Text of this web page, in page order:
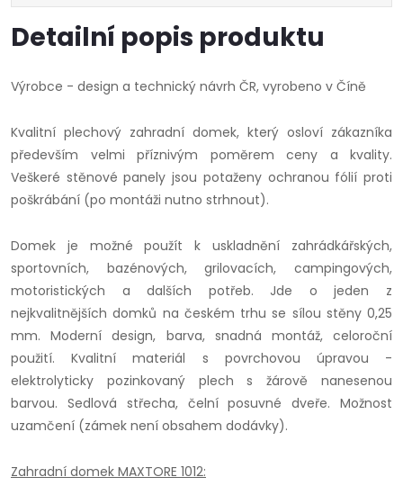
Detailní popis produktu
Výrobce - design a technický návrh ČR, vyrobeno v Číně
Kvalitní plechový zahradní domek, který osloví zákazníka
především velmi příznivým poměrem ceny a kvality.
Veškeré stěnové panely jsou potaženy ochranou fólií proti
poškrábání (po montáži nutno strhnout).
Domek je možné použít k uskladnění zahrádkářských,
sportovních, bazénových, grilovacích, campingových,
motoristických a dalších potřeb. Jde o jeden z
nejkvalitnějších domků na českém trhu se sílou stěny 0,25
mm. Moderní design, barva, snadná montáž, celoroční
použití. Kvalitní materiál s povrchovou úpravou -
elektrolyticky pozinkovaný plech s žárově nanesenou
barvou. Sedlová střecha, čelní posuvné dveře. Možnost
uzamčení (zámek není obsahem dodávky).
Zahradní domek MAXTORE 1012: